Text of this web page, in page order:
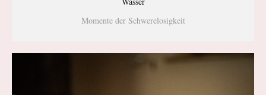
Momente der Schwerelosigkeit